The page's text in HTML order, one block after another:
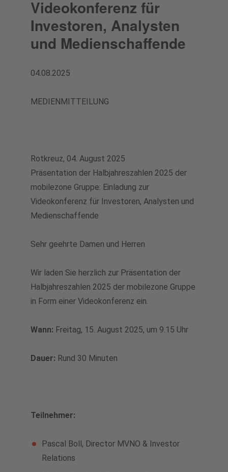
Generalversammlung
Analysten
Finanzkalender
Aktie
Downloads
Medienkontakt
Downloads für Medienschaffende
Offene Stellen mobilezone reload
Offene Lehrstellen
Videokonferenz für
Investoren, Analysten
und Medienschaffende
04.08.2025
MEDIENMITTEILUNG
Rotkreuz, 04. August 2025
Präsentation der Halbjahreszahlen 2025 der
mobilezone Gruppe: Einladung zur
Videokonferenz für Investoren, Analysten und
Medienschaffende
Sehr geehrte Damen und Herren
Wir laden Sie herzlich zur Präsentation der
Halbjahreszahlen 2025 der mobilezone Gruppe
in Form einer Videokonferenz ein.
Wann: Freitag, 15. August 2025, um 9.15 Uhr
Dauer: Rund 30 Minuten
Teilnehmer:
Pascal Boll, Director MVNO & Investor
Relations